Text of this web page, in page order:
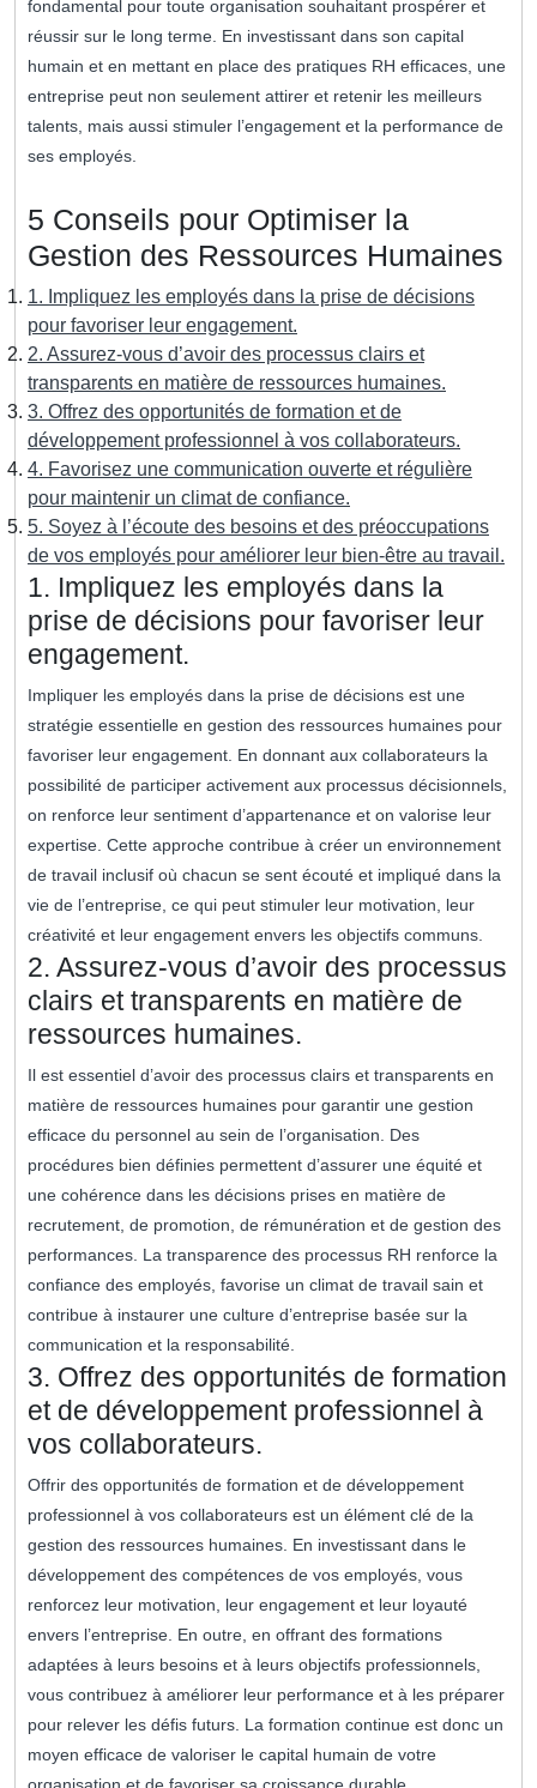
fondamental pour toute organisation souhaitant prospérer et
réussir sur le long terme. En investissant dans son capital
humain et en mettant en place des pratiques RH efficaces, une
entreprise peut non seulement attirer et retenir les meilleurs
talents, mais aussi stimuler l’engagement et la performance de
ses employés.
5 Conseils pour Optimiser la
Gestion des Ressources Humaines
1. Impliquez les employés dans la prise de décisions
pour favoriser leur engagement.
2. Assurez-vous d’avoir des processus clairs et
transparents en matière de ressources humaines.
3. Offrez des opportunités de formation et de
développement professionnel à vos collaborateurs.
4. Favorisez une communication ouverte et régulière
pour maintenir un climat de confiance.
5. Soyez à l’écoute des besoins et des préoccupations
de vos employés pour améliorer leur bien-être au travail.
1. Impliquez les employés dans la
prise de décisions pour favoriser leur
engagement.
Impliquer les employés dans la prise de décisions est une
stratégie essentielle en gestion des ressources humaines pour
favoriser leur engagement. En donnant aux collaborateurs la
possibilité de participer activement aux processus décisionnels,
on renforce leur sentiment d’appartenance et on valorise leur
expertise. Cette approche contribue à créer un environnement
de travail inclusif où chacun se sent écouté et impliqué dans la
vie de l’entreprise, ce qui peut stimuler leur motivation, leur
créativité et leur engagement envers les objectifs communs.
2. Assurez-vous d’avoir des processus
clairs et transparents en matière de
ressources humaines.
Il est essentiel d’avoir des processus clairs et transparents en
matière de ressources humaines pour garantir une gestion
efficace du personnel au sein de l’organisation. Des
procédures bien définies permettent d’assurer une équité et
une cohérence dans les décisions prises en matière de
recrutement, de promotion, de rémunération et de gestion des
performances. La transparence des processus RH renforce la
confiance des employés, favorise un climat de travail sain et
contribue à instaurer une culture d’entreprise basée sur la
communication et la responsabilité.
3. Offrez des opportunités de formation
et de développement professionnel à
vos collaborateurs.
Offrir des opportunités de formation et de développement
professionnel à vos collaborateurs est un élément clé de la
gestion des ressources humaines. En investissant dans le
développement des compétences de vos employés, vous
renforcez leur motivation, leur engagement et leur loyauté
envers l’entreprise. En outre, en offrant des formations
adaptées à leurs besoins et à leurs objectifs professionnels,
vous contribuez à améliorer leur performance et à les préparer
pour relever les défis futurs. La formation continue est donc un
moyen efficace de valoriser le capital humain de votre